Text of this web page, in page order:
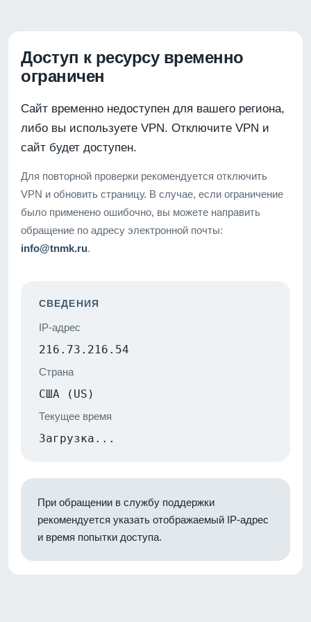
Доступ к ресурсу временно
ограничен
Сайт временно недоступен для вашего региона,
либо вы используете VPN. Отключите VPN и
сайт будет доступен.
Для повторной проверки рекомендуется отключить
VPN и обновить страницу. В случае, если ограничение
было применено ошибочно, вы можете направить
обращение по адресу электронной почты:
info@tnmk.ru.
СВЕДЕНИЯ
IP-адрес
216.73.216.54
Страна
США (US)
Текущее время
Загрузка...
При обращении в службу поддержки
рекомендуется указать отображаемый IP-адрес
и время попытки доступа.